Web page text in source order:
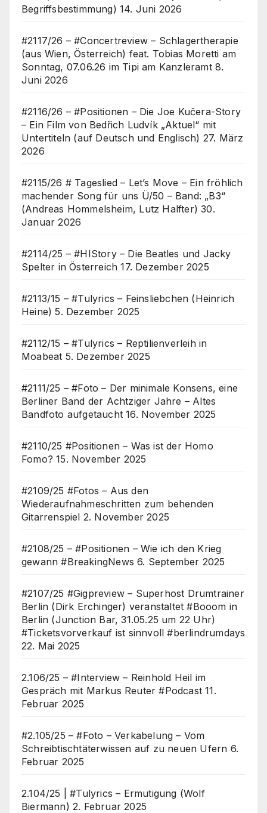
Begriffsbestimmung) 14. Juni 2026
#2117/26 – #Concertreview – Schlagertherapie
(aus Wien, Österreich) feat. Tobias Moretti am
Sonntag, 07.06.26 im Tipi am Kanzleramt 8.
Juni 2026
#2116/26 – #Positionen – Die Joe Kučera-Story
– Ein Film von Bedřich Ludvík „Aktuel“ mit
Untertiteln (auf Deutsch und Englisch) 27. März
2026
#2115/26 # Tageslied – Let’s Move – Ein fröhlich
machender Song für uns Ü/50 – Band: „B3“
(Andreas Hommelsheim, Lutz Halfter) 30.
Januar 2026
#2114/25 – #HIStory – Die Beatles und Jacky
Spelter in Österreich 17. Dezember 2025
#2113/15 – #Tulyrics – Feinsliebchen (Heinrich
Heine) 5. Dezember 2025
#2112/15 – #Tulyrics – Reptilienverleih in
Moabeat 5. Dezember 2025
#2111/25 – #Foto – Der minimale Konsens, eine
Berliner Band der Achtziger Jahre – Altes
Bandfoto aufgetaucht 16. November 2025
#2110/25 #Positionen – Was ist der Homo
Fomo? 15. November 2025
#2109/25 #Fotos – Aus den
Wiederaufnahmeschritten zum behenden
Gitarrenspiel 2. November 2025
#2108/25 – #Positionen – Wie ich den Krieg
gewann #BreakingNews 6. September 2025
#2107/25 #Gigpreview – Superhost Drumtrainer
Berlin (Dirk Erchinger) veranstaltet #Booom in
Berlin (Junction Bar, 31.05.25 um 22 Uhr)
#Ticketsvorverkauf ist sinnvoll #berlindrumdays
22. Mai 2025
2.106/25 – #Interview – Reinhold Heil im
Gespräch mit Markus Reuter #Podcast 11.
Februar 2025
#2.105/25 – #Foto – Verkabelung – Vom
Schreibtischtäterwissen auf zu neuen Ufern 6.
Februar 2025
2.104/25 | #Tulyrics – Ermutigung (Wolf
Biermann) 2. Februar 2025